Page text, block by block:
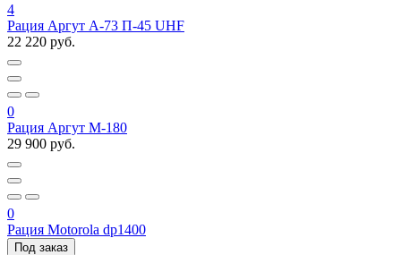
4
Рация Аргут А-73 П-45 UHF
22 220 руб.
0
Рация Аргут M-180
29 900 руб.
0
Рация Motorola dp1400
Под заказ